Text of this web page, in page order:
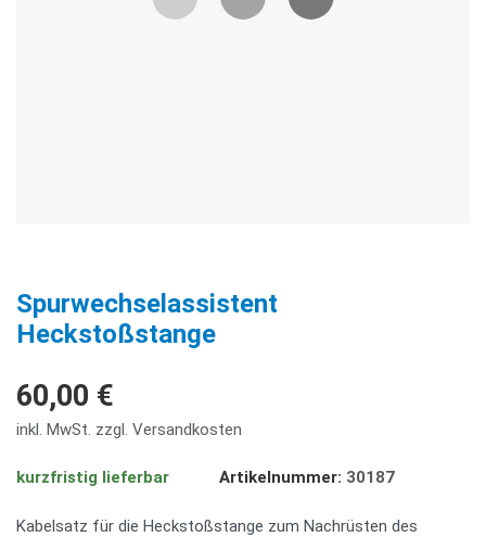
Spurwechselassistent
Heckstoßstange
60,00 €
inkl. MwSt. zzgl. Versandkosten
kurzfristig lieferbar Artikelnummer: 30187
Kabelsatz für die Heckstoßstange zum Nachrüsten des